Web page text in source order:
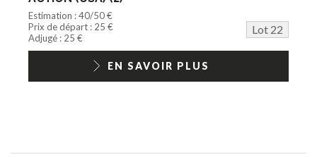
Estimation : 40/50 €
Prix de départ : 25 €
Lot 22
Adjugé : 25 €
EN SAVOIR PLUS